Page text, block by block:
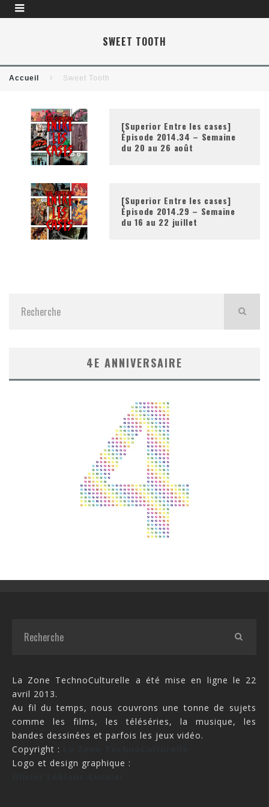
SWEET TOOTH
Accueil Sweet Tooth
[Superior Entre les cases]
Épisode 2014.34 – Semaine
du 20 au 26 août
[Superior Entre les cases]
Épisode 2014.29 – Semaine
du 16 au 22 juillet
4E ANNIVERSAIRE
La Zone TechnoCulturelle a été mise en ligne le 22
avril 2013.
Au fil du temps, nous couvrons une tonne de sujets
comme les films, les téléséries, la musique, les
bandes dessinées et parfois les jeux vidéo.
Copyright :
Logo et design graphique :